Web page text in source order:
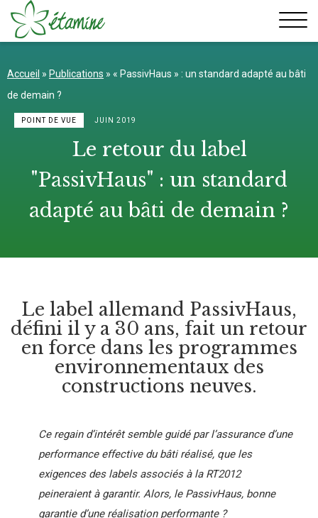
contenu
POINT DE VUE JUIN 2019
Accueil » Publications » « PassivHaus » : un standard adapté au bâti
de demain ?
Le retour du label
"PassivHaus" : un standard
adapté au bâti de demain ?
Le label allemand PassivHaus,
défini il y a 30 ans, fait un retour
en force dans les programmes
environnementaux des
constructions neuves.
Ce regain d’intérêt semble guidé par l’assurance d’une
performance effective du bâti réalisé, que les
exigences des labels associés à la RT2012
peineraient à garantir. Alors, le PassivHaus, bonne
garantie d’une réalisation performante ?